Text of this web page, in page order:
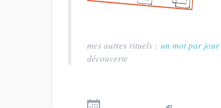
mes autres rituels : un mot par jour
découverte